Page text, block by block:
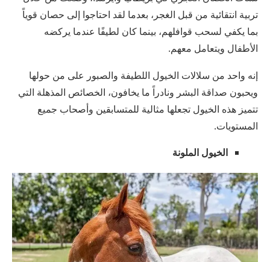
تربية انتقائية من قبل الغجر، بعدما لقد احتاجوا إلى حصان قوياً
بما يكفي لسحب قوافلهم، بينما كان لطيفًا عندما يركضه
الأطفال ويتعامل معهم.
إنه واحد من سلالات الخيول اللطيفة والصبور على من حولها
ويحبون صداقة البشر ونادراً ما يخافون، الخصائص المذهلة التي
تتميز هذه الخيول تجعلها مثالية للمتسابقين وأصحاب جميع
المستويات.
الخيول الملونة